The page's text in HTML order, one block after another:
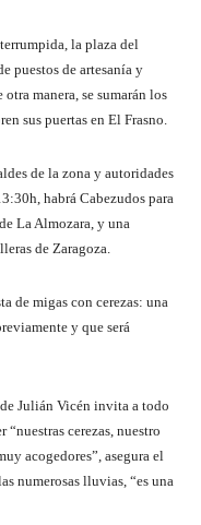
la plaza del
puestos de artesanía y
manera, se sumarán los
sus puertas en El Frasno.
de la zona y autoridades
habrá Cabezudos para
La Almozara, y una
de Zaragoza.
de migas con cerezas: una
y que será
Julián Vicén invita a todo
cerezas, nuestro
acogedores”, asegura el
numerosas lluvias, “es una